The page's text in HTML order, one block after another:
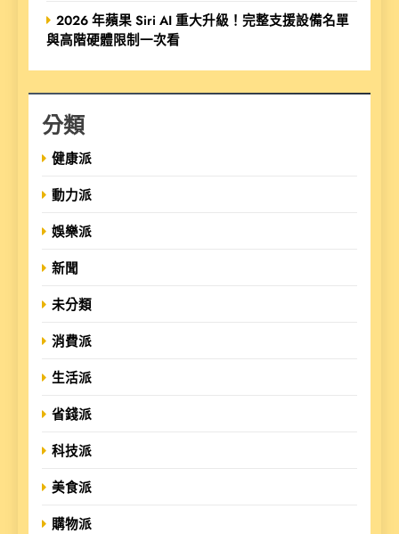
2026 年蘋果 Siri AI 重大升級！完整支援設備名單
與高階硬體限制一次看
分類
健康派
動力派
娛樂派
新聞
未分類
消費派
生活派
省錢派
科技派
美食派
購物派